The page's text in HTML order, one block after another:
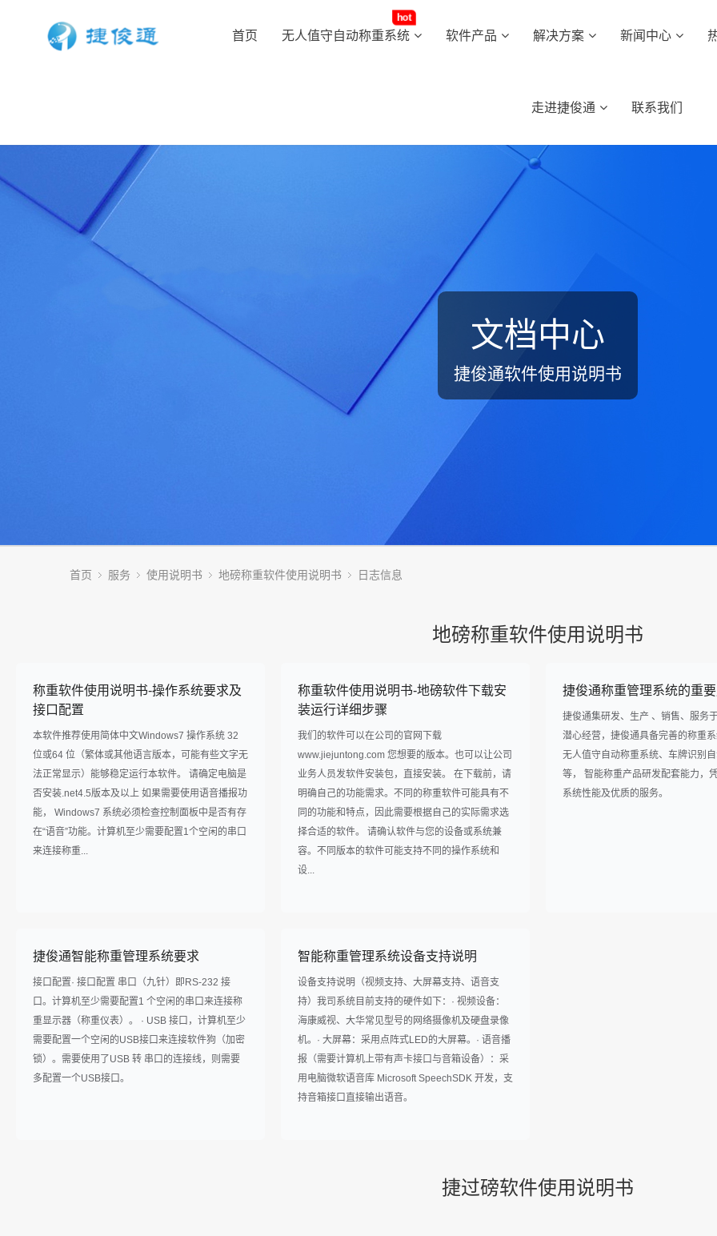
首页 无人值守自动称重系统
hot
软件产品 解决方案 新闻中心
走进捷俊通 联系我们
文档中心
捷俊通软件使用说明书
首页 服务 使用说明书 地磅称重软件使用说明书 日志信息
地磅称重软件使用说明书
称重软件使用说明书-操作系统要求及
接口配置
本软件推荐使用简体中文Windows7 操作系统 32
位或64 位（繁体或其他语言版本，可能有些文字无
法正常显示）能够稳定运行本软件。 请确定电脑是
否安装.net4.5版本及以上 如果需要使用语音播报功
能， Windows7 系统必须检查控制面板中是否有存
在“语音”功能。计算机至少需要配置1个空闲的串口
来连接称重...
称重软件使用说明书-地磅软件下载安
装运行详细步骤
我们的软件可以在公司的官网下载
www.jiejuntong.com 您想要的版本。也可以让公司
业务人员发软件安装包，直接安装。 在下载前，请
明确自己的功能需求。不同的称重软件可能具有不
同的功能和特点，因此需要根据自己的实际需求选
择合适的软件。 请确认软件与您的设备或系统兼
容。不同版本的软件可能支持不同的操作系统和
设...
捷俊通称重管理系统的重
捷俊通集研发、生产 、销售、服务
潜心经营，捷俊通具备完善的称重
无人值守自动称重系统、车牌识别
等， 智能称重产品研发配套能力，
系统性能及优质的服务。
捷俊通智能称重管理系统要求
接口配置· 接口配置 串口（九针）即RS-232 接
口。计算机至少需要配置1 个空闲的串口来连接称
重显示器（称重仪表）。 · USB 接口，计算机至少
需要配置一个空闲的USB接口来连接软件狗（加密
锁）。需要使用了USB 转 串口的连接线，则需要
多配置一个USB接口。
智能称重管理系统设备支持说明
设备支持说明（视频支持、大屏幕支持、语音支
持）我司系统目前支持的硬件如下：· 视频设备：
海康威视、大华常见型号的网络摄像机及硬盘录像
机。· 大屏幕：采用点阵式LED的大屏幕。· 语音播
报（需要计算机上带有声卡接口与音箱设备）：采
用电脑微软语音库 Microsoft SpeechSDK 开发，支
持音箱接口直接输出语音。
捷过磅软件使用说明书